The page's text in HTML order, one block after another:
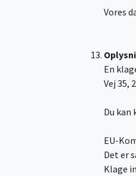
Vores
En
Vej 35,
Du
EU-
Det er
Klage